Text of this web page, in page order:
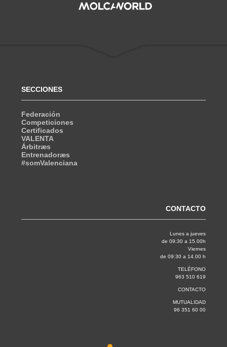
SECCIONES
Federación
Competiciones
Certificados
VALENTA
Árbitræs
Entrenadoræs
#somValenciana
CONTACTO
Lunes a jueves
de 09:30 a 15.00h
Viernes
de 09:30 a 14.00 h
TELÉFONO
963 510 619
CONTACTO
MUTUALIDAD
96 351 60 00